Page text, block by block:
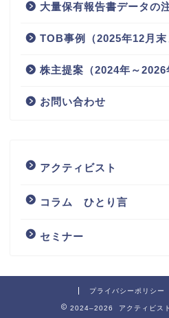
大量保有報告書データの
TOB事例（2025年12月末
株主提案（2024年～2026
お問い合わせ
アクティビスト
コラム ひとり言
セミナー
プライバシーポリシー
2024–2026 アクティビス